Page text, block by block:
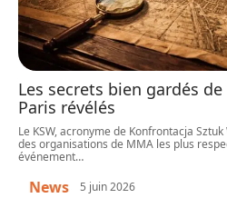
Les secrets bien gardés
Paris révélés
Le KSW, acronyme de Konfrontacja
des organisations de MMA les plus
événement…
News 5 juin 2026